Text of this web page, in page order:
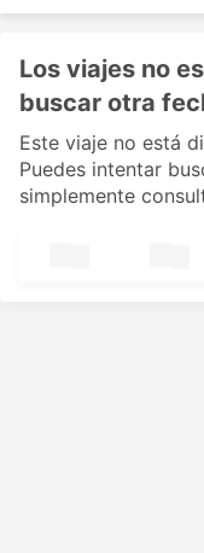
Los viajes no
buscar otra
Este viaje no está
Puedes intentar
simplemente